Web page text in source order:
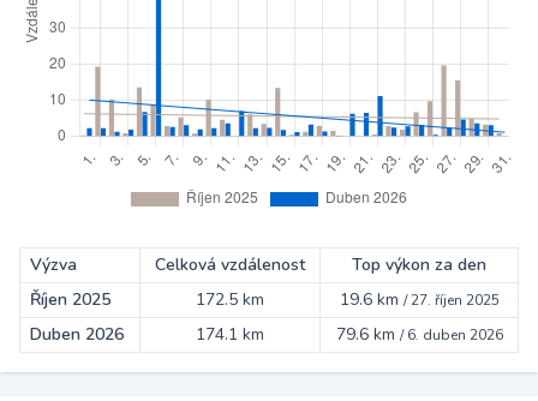
Výzva Celková vzdálenost
Top výkon za den
Říjen 2025
172.5 km 19.6 km /27. říjen 2025
Duben 2026 174.1 km 79.6 km /6. duben 2026